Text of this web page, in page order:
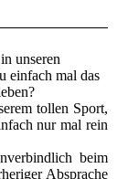
unseren
einfach mal das
tollen Sport,
nur mal rein
beim
Absprache